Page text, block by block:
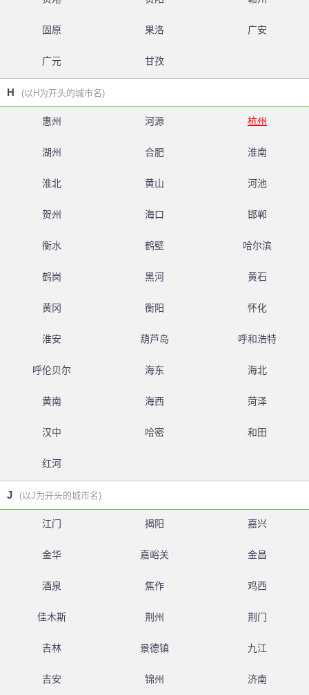
固原 果洛 广安
广元 甘孜
H (以H为开头的城市名)
惠州 河源 杭州
湖州 合肥 淮南
淮北 黄山 河池
贺州 海口 邯郸
衡水 鹤壁 哈尔滨
鹤岗 黑河 黄石
黄冈 衡阳 怀化
淮安 葫芦岛 呼和浩特
呼伦贝尔 海东 海北
黄南 海西 菏泽
汉中 哈密 和田
红河
J (以J为开头的城市名)
江门 揭阳 嘉兴
金华 嘉峪关 金昌
酒泉 焦作 鸡西
佳木斯 荆州 荆门
吉林 景德镇 九江
吉安 锦州 济南